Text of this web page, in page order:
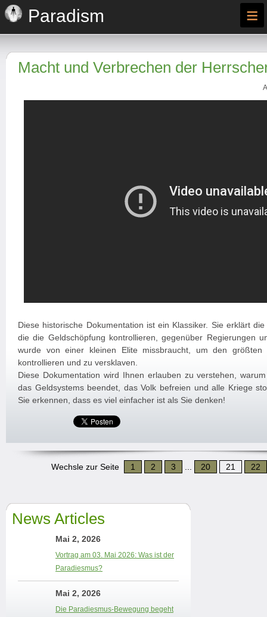
Paradism ≡
Macht und Verbrechen der
Diese historische Dokumentation ist ein Klassiker. Sie erklärt
die die Geldschöpfung kontrollieren, gegenüber Regierungen
wurde von einer kleinen Elite missbraucht, um den
kontrollieren und zu versklaven.
Diese Dokumentation wird Ihnen erlauben zu verstehen,
das Geldsystems beendet, das Volk befreien und alle Kriege
Sie erkennen, dass es viel einfacher ist als Sie denken!
Wechsle zur Seite 1 2 3 20 21 22
News Articles
Mai 2, 2026
Vortrag am 03. Mai 2026: Was ist der
Paradiesmus?
Mai 2, 2026
Die Paradiesmus-Bewegung begeht